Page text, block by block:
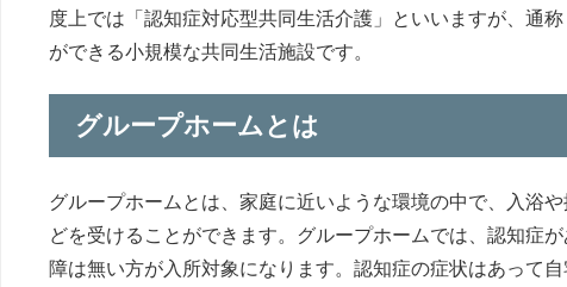
度上では「認知症対応型共同生活介護」といいますが、通
ができる小規模な共同生活施設です。
グループホームとは
グループホームとは、家庭に近いような環境の中で、入浴
どを受けることができます。グループホームでは、認知症
障は無い方が入所対象になります。認知症の症状はあって